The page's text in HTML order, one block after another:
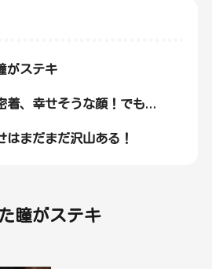
がステキ
着、幸せそうな顔！でも…
はまだまだ沢山ある！
瞳がステキ